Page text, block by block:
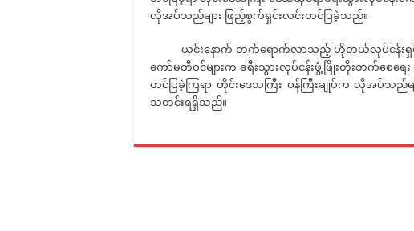
လိုအပ်သည်များ ဖြည့်စွက်ရှင်းလင်းတင်ပြခဲ့သည်။
ယင်းနောက် တက်ရောက်လာသည့် ဟိုတယ်လုပ်ငန်းရှင်မျာ
ကော်မတီဝင်များက ခရီးသွားလုပ်ငန်းဖွံ့ဖြိုးတိုးတက်စေရ
တင်ပြခဲ့ကြရာ တိုင်းဒေသကြီး ဝန်ကြီးချုပ်က လိုအပ်သည်မ
သတင်းရရှိသည်။